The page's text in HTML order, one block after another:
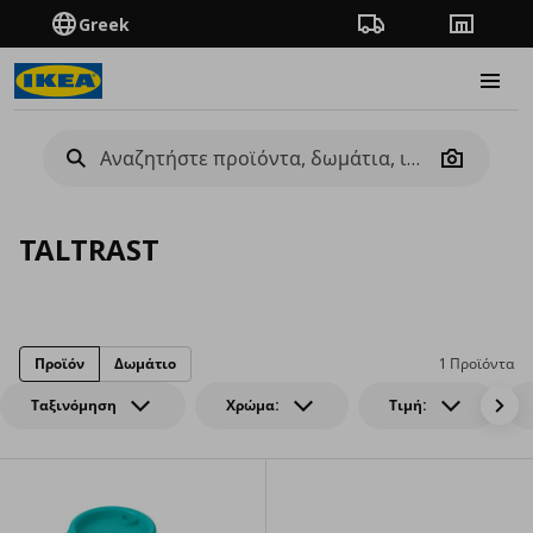
Greek Πορεία παραγγελίας
Camera
TALTRAST
Ταξινόμηση Χρώμα: Τιμή:
1 Προϊόντα
Προϊόν Δωμάτιο